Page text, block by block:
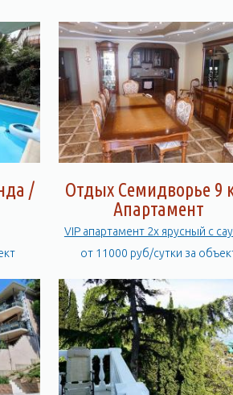
/
Отдых Семидворье 9
Апартамент
VIP апартамент 2х ярусный с
от 11000 руб/сутки за